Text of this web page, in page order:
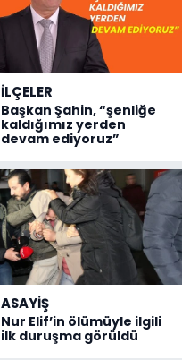
İLÇELER
Başkan Şahin, “şenliğe
kaldığımız yerden
devam ediyoruz”
ASAYİŞ
Nur Elif’in ölümüyle ilgili
ilk duruşma görüldü